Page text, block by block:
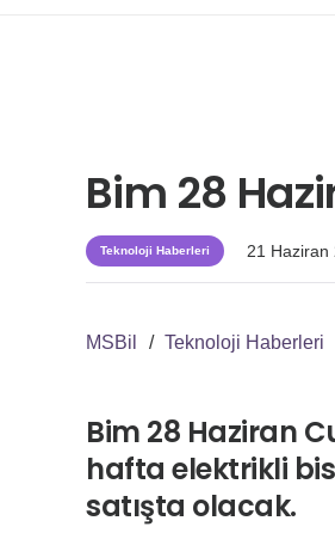
Bim 28
Teknoloji Haberleri 21 Haziran
MSBil / Teknoloji Haberleri
Bim 28 Haziran
hafta elektrikli
satışta olacak.